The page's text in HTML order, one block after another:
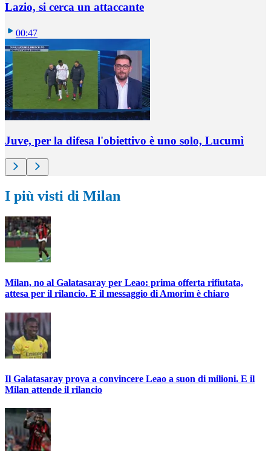
Lazio, si cerca un attaccante
00:47
Juve, per la difesa l'obiettivo è uno solo, Lucumì
I più visti di Milan
Milan, no al Galatasaray per Leao: prima offerta rifiutata,
attesa per il rilancio. E il messaggio di Amorim è chiaro
Il Galatasaray prova a convincere Leao a suon di milioni. E il
Milan attende il rilancio